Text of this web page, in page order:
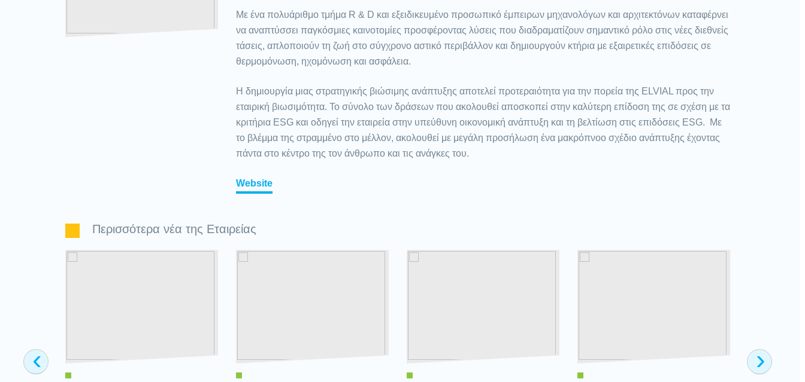
Με ένα πολυάριθμο τμήμα R & D και εξειδικευμένο προσωπικό έμπειρων μηχανολόγων και αρχιτεκτόνων καταφέρνει
να αναπτύσσει παγκόσμιες καινοτομίες προσφέροντας λύσεις που διαδραματίζουν σημαντικό ρόλο στις νέες διεθνείς
τάσεις, απλοποιούν τη ζωή στο σύγχρονο αστικό περιβάλλον και δημιουργούν κτήρια με εξαιρετικές επιδόσεις σε
θερμομόνωση, ηχομόνωση και ασφάλεια.
Η δημιουργία μιας στρατηγικής βιώσιμης ανάπτυξης αποτελεί προτεραιότητα για την πορεία της ELVIAL προς την
εταιρική βιωσιμότητα. Το σύνολο των δράσεων που ακολουθεί αποσκοπεί στην καλύτερη επίδοση της σε σχέση με τα
κριτήρια ESG και οδηγεί την εταιρεία στην υπεύθυνη οικονομική ανάπτυξη και τη βελτίωση στις επιδόσεις ESG. Με
το βλέμμα της στραμμένο στο μέλλον, ακολουθεί με μεγάλη προσήλωση ένα μακρόπνοο σχέδιο ανάπτυξης έχοντας
πάντα στο κέντρο της τον άνθρωπο και τις ανάγκες του.
Website
Περισσότερα νέα της Εταιρείας
‹ ›